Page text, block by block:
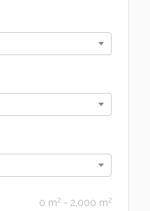
0 m2 - 2,000 m2